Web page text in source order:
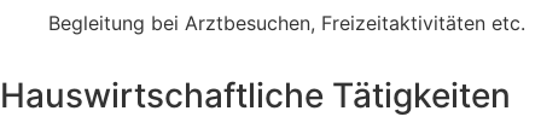
Begleitung bei Arztbesuchen, Freizeitaktivitäten etc.
Hauswirtschaftliche Tätigkeiten